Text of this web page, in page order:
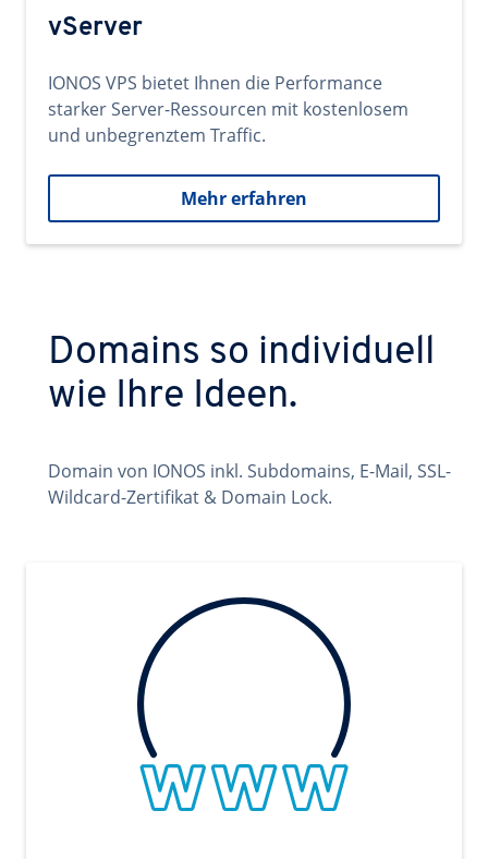
vServer
IONOS VPS bietet Ihnen die Performance
starker Server-Ressourcen mit kostenlosem
und unbegrenztem Traffic.
Mehr erfahren
Domains so individuell
wie Ihre Ideen.
Domain von IONOS inkl. Subdomains, E-Mail, SSL-
Wildcard-Zertifikat & Domain Lock.